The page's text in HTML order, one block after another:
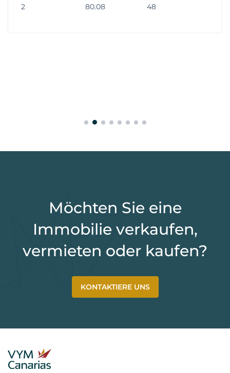
2
80.08
48
Möchten Sie eine
Immobilie verkaufen,
vermieten oder kaufen?
KONTAKTIERE UNS